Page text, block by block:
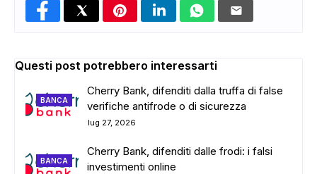
Questi post potrebbero interessarti
BANCA
Cherry Bank, difenditi dalla truffa di false
verifiche antifrode o di sicurezza
lug 27, 2026
BANCA
Cherry Bank, difenditi dalle frodi: i falsi
investimenti online